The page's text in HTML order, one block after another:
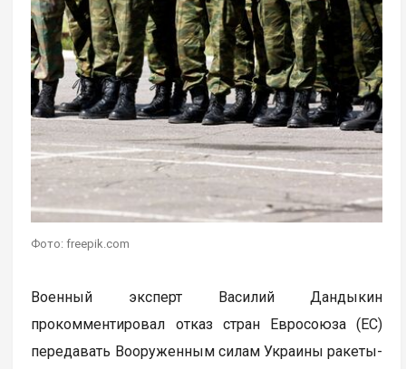
Фото: freepik.com
Военный эксперт Василий Дандыкин
прокомментировал отказ стран Евросоюза (ЕС)
передавать Вооруженным силам Украины ракеты-